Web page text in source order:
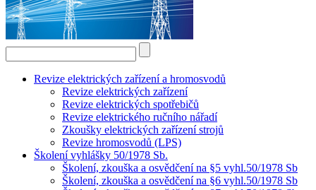
Revize elektrických zařízení a hromosvodů
Revize elektrických zařízení
Revize elektrických spotřebičů
Revize elektrického ručního nářadí
Zkoušky elektrických zařízení strojů
Revize hromosvodů (LPS)
Školení vyhlášky 50/1978 Sb.
Školení, zkouška a osvědčení na §5 vyhl.50/1978 Sb
Školení, zkouška a osvědčení na §6 vyhl.50/1978 Sb